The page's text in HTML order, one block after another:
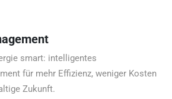
smart: intelligentes
für mehr Effizienz, weniger Kosten
Zukunft.